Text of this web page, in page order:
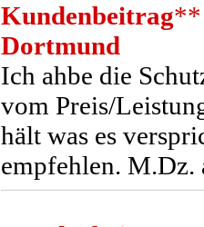
Kundenbeitrag**
Dortmund
Ich ahbe die
vom Preis/
hält was es
empfehlen. M.Dz.